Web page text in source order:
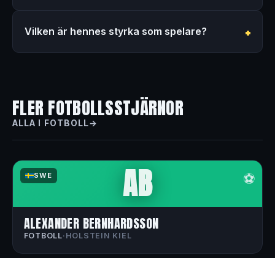
Vilken är hennes styrka som spelare?
FLER FOTBOLLSSTJÄRNOR
ALLA I FOTBOLL
SWE ⚽
AB
ALEXANDER BERNHARDSSON
FOTBOLL· HOLSTEIN KIEL